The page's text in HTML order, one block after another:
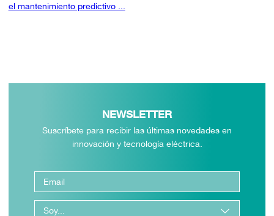
el mantenimiento predictivo ...
NEWSLETTER
Suscríbete para recibir las últimas novedades en
innovación y tecnología eléctrica.